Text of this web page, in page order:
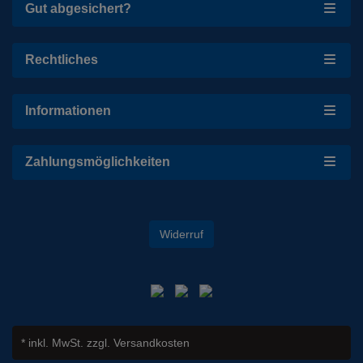
Gut abgesichert?
Rechtliches
Informationen
Zahlungsmöglichkeiten
Widerruf
* inkl. MwSt. zzgl. Versandkosten